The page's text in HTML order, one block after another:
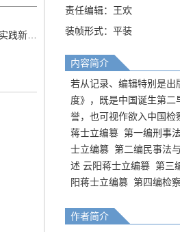
责任编辑：王欢
装帧形式：平装
内容简介
若从记录、编辑特别是
度》，既是中国诞生第
誉，也可视作欲入中国
蒋士立编篡 第一编刑事
士立编篡 第二编民事法
述 云阳蒋士立编篡 第三
阳蒋士立编篡 第四编检
作者简介